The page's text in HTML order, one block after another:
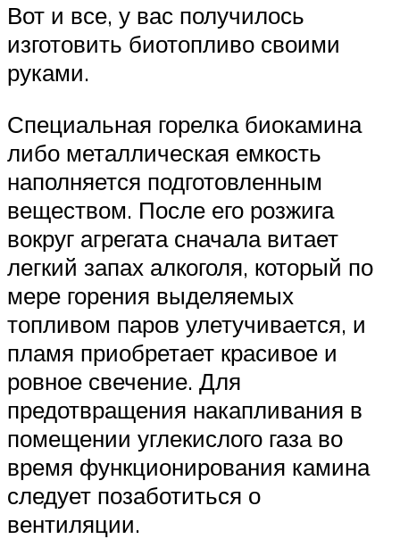
Вот и все, у вас получилось
изготовить биотопливо своими
руками.
Специальная горелка биокамина
либо металлическая емкость
наполняется подготовленным
веществом. После его розжига
вокруг агрегата сначала витает
легкий запах алкоголя, который по
мере горения выделяемых
топливом паров улетучивается, и
пламя приобретает красивое и
ровное свечение. Для
предотвращения накапливания в
помещении углекислого газа во
время функционирования камина
следует позаботиться о
вентиляции.